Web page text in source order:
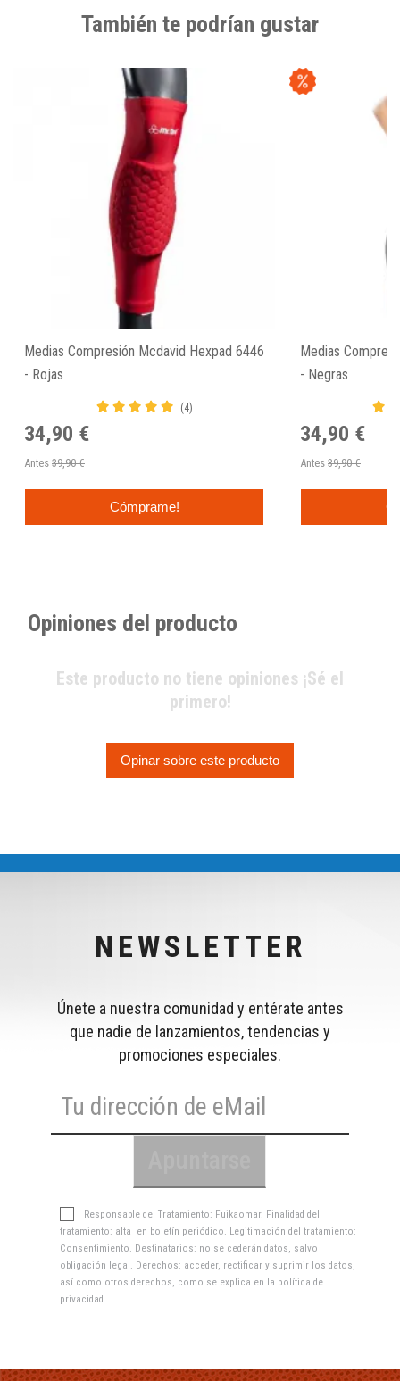
También te podrían gustar
Medias Compresión Mcdavid Hexpad 6446
- Rojas
(4)
34,90 €
Antes 39,90 €
Cómprame!
Medias
- Negras
34,90 €
Antes 39,90 €
Opiniones del producto
Este producto no tiene opiniones ¡Sé el
primero!
Opinar sobre este producto
NEWSLETTER
Únete a nuestra comunidad y entérate antes
que nadie de lanzamientos, tendencias y
promociones especiales.
Responsable del Tratamiento: Fuikaomar. Finalidad del
tratamiento: alta en boletín periódico. Legitimación del tratamiento:
Consentimiento. Destinatarios: no se cederán datos, salvo
obligación legal. Derechos: acceder, rectificar y suprimir los datos,
así como otros derechos, como se explica en la política de
privacidad